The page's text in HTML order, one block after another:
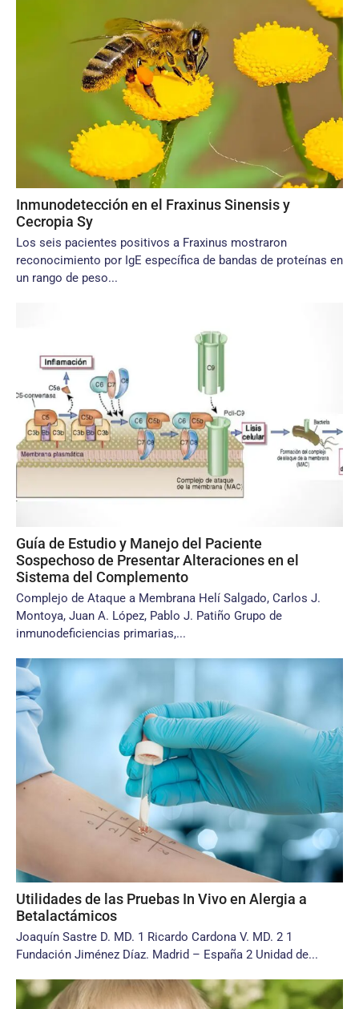
Inmunodetección en el Fraxinus Sinensis y
Cecropia Sy
Los seis pacientes positivos a Fraxinus mostraron
reconocimiento por IgE específica de bandas de proteínas en
un rango de peso...
Guía de Estudio y Manejo del Paciente
Sospechoso de Presentar Alteraciones en el
Sistema del Complemento
Complejo de Ataque a Membrana Helí Salgado, Carlos J.
Montoya, Juan A. López, Pablo J. Patiño Grupo de
inmunodeficiencias primarias,...
Utilidades de las Pruebas In Vivo en Alergia a
Betalactámicos
Joaquín Sastre D. MD. 1 Ricardo Cardona V. MD. 2 1
Fundación Jiménez Díaz. Madrid – España 2 Unidad de...